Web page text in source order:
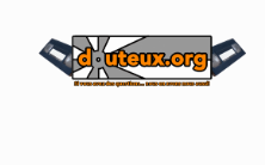
content